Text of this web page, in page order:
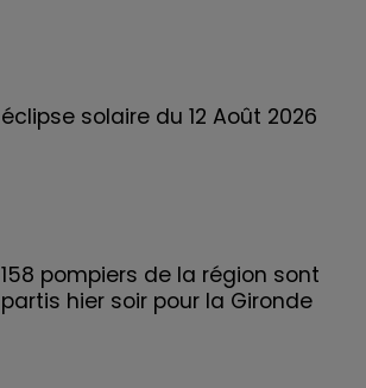
éclipse solaire du 12 Août 2026
158 pompiers de la région sont
partis hier soir pour la Gironde